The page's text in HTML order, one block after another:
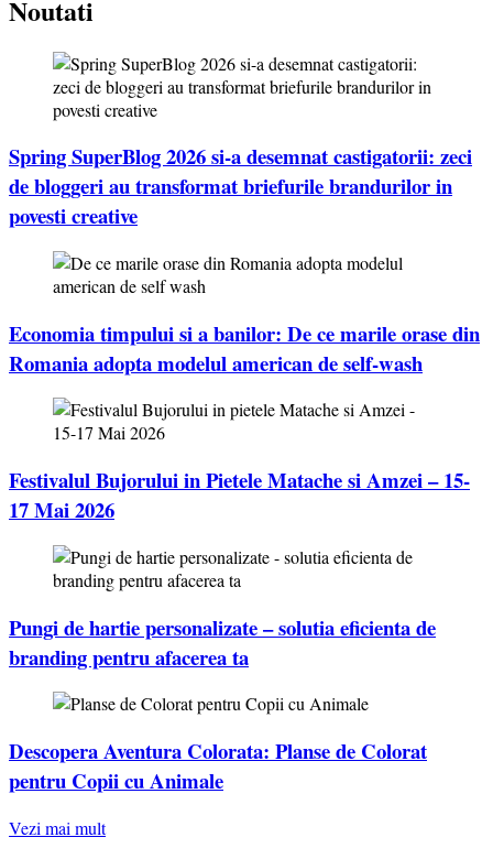
Noutati
Spring SuperBlog 2026 si-a desemnat castigatorii: zeci
de bloggeri au transformat briefurile brandurilor in
povesti creative
Economia timpului si a banilor: De ce marile orase din
Romania adopta modelul american de self-wash
Festivalul Bujorului in Pietele Matache si Amzei – 15-
17 Mai 2026
Pungi de hartie personalizate – solutia eficienta de
branding pentru afacerea ta
Descopera Aventura Colorata: Planse de Colorat
pentru Copii cu Animale
Vezi mai mult